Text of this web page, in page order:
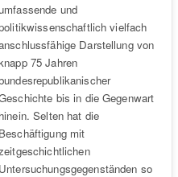
und
vielfach
Darstellung von
75 Jahren
bis in die Gegenwart
hinein. Selten hat die
Beschäftigung mit
Untersuchungsgegenständen so